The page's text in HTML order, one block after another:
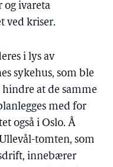
og ivareta
ved kriser.
i lys av
sykehus, som ble
at de samme
med for
også i Oslo. Å
tomten, som
innebærer